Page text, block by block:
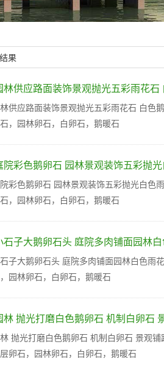
果
林供应路面装饰景观抛光五彩雨花石
供应路面装饰景观抛光五彩雨花石 白色
，园林卵石，白卵石，鹅暖石
院彩色鹅卵石 园林景观装饰五彩抛
彩色鹅卵石 园林景观装饰五彩抛光白色
，园林卵石，白卵石，鹅暖石
石子大鹅卵石头 庭院多肉铺面园林
子大鹅卵石头 庭院多肉铺面园林白色雨
园林卵石，白卵石，鹅暖石
林 抛光打磨白色鹅卵石 机制白卵石
抛光打磨白色鹅卵石 机制白卵石 景观
卵石，园林卵石，白卵石，鹅暖石